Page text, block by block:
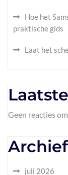
Hoe het
praktische gids
Laat het
Geen reacties
Archief
juli 2026